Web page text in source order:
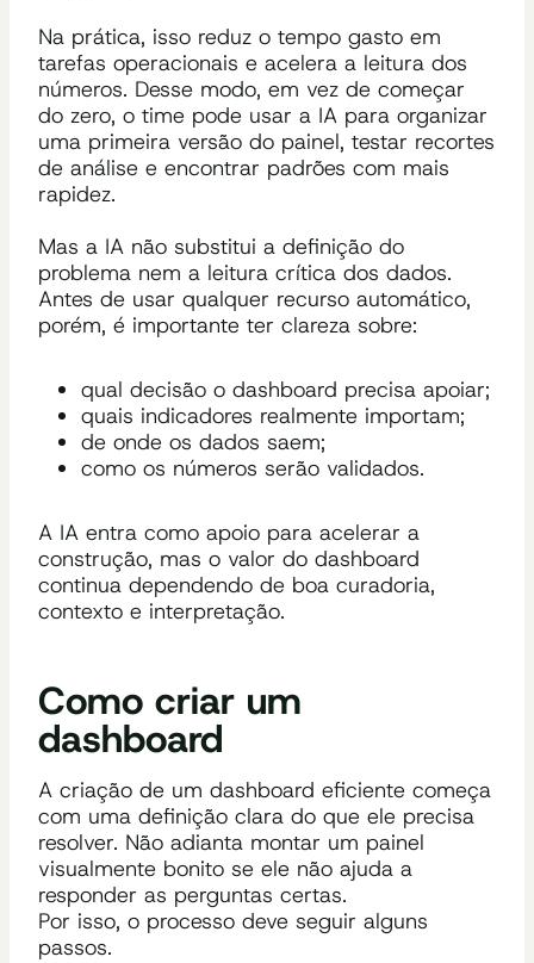
Na prática, isso reduz o tempo gasto em
tarefas operacionais e acelera a leitura dos
números. Desse modo, em vez de começar
do zero, o time pode usar a IA para organizar
uma primeira versão do painel, testar recortes
de análise e encontrar padrões com mais
rapidez.
Mas a IA não substitui a definição do
problema nem a leitura crítica dos dados.
Antes de usar qualquer recurso automático,
porém, é importante ter clareza sobre:
qual decisão o dashboard precisa apoiar;
quais indicadores realmente importam;
de onde os dados saem;
como os números serão validados.
A IA entra como apoio para acelerar a
construção, mas o valor do dashboard
continua dependendo de boa curadoria,
contexto e interpretação.
Como criar um
dashboard
A criação de um dashboard eficiente começa
com uma definição clara do que ele precisa
resolver. Não adianta montar um painel
visualmente bonito se ele não ajuda a
responder as perguntas certas.
Por isso, o processo deve seguir alguns
passos.